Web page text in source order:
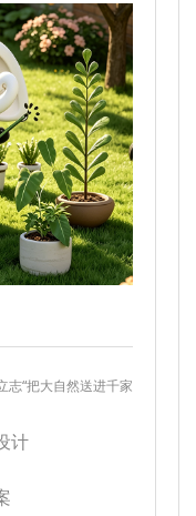
志“把大自然送进千家
计